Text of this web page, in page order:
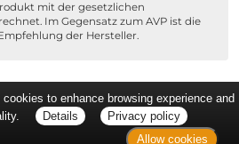
mit der gesetzlichen
Im Gegensatz zum AVP ist die
der Hersteller.
to enhance browsing experience and
Details
Privacy policy
Allow cookies